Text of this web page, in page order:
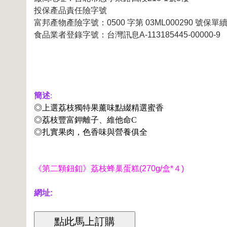
投保產品責任險字號
富邦產物產險字號：0500 字第 03ML000290 號保單
食品業者登錄字號：台灣訊息A-113185445-00000-9
簡述:
◎上選荔枝獨特果薰味點綴精選蜜香
◎荔枝豐富鉀離子、維他命C
◎扎實果肉，色香味與營養俱全
《第二顆鈕釦》荔枝蜂巢蛋糕(270g/盒*４)
網址: